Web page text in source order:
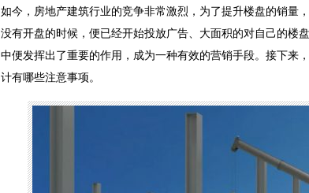
如今，房地产建筑行业的竞争非常激烈，为了提升楼盘的销量
没有开盘的时候，便已经开始投放广告、大面积的对自己的楼
中便发挥出了重要的作用，成为一种有效的营销手段。接下来
计有哪些注意事项。